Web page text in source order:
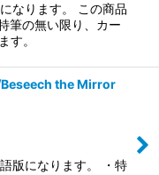
なります。 この商品
筆の無い限り、カー
す。
/Beseech the Mirror
版になります。 ・特